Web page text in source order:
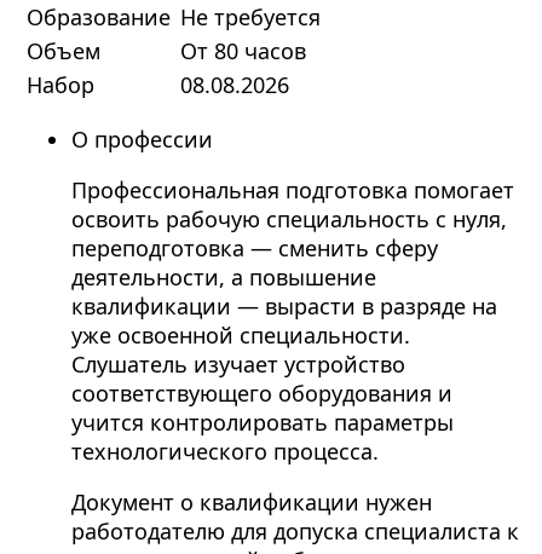
Образование Не требуется
Объем
От 80 часов
Набор
08.08.2026
О профессии
Профессиональная подготовка помогает
освоить рабочую специальность с нуля,
переподготовка — сменить сферу
деятельности, а повышение
квалификации — вырасти в разряде на
уже освоенной специальности.
Слушатель изучает устройство
соответствующего оборудования и
учится контролировать параметры
технологического процесса.
Документ о квалификации нужен
работодателю для допуска специалиста к